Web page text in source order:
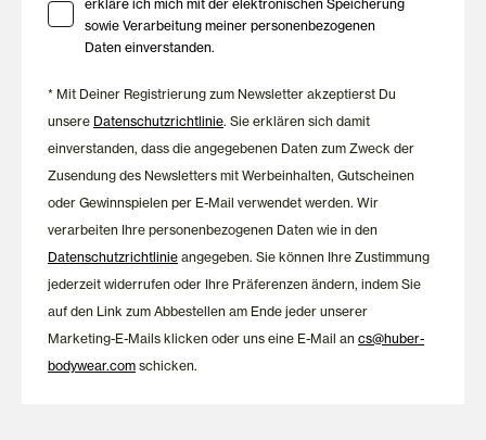
Wohlfühlmomente
Komfort, Qualität und zeitloses Design zu verbinden. Die
Nachtwäsche überzeugt mit hochwertigen Materialien,
durchdachten Passformen und einer angenehmen Haptik. So
begleiten dich Pyjamas und Nachthemden zuverlässig durch
erkläre ich mich mit der elektronischen Speicherung
sowie Verarbeitung meiner personenbezogenen
Daten einverstanden.
* Mit Deiner Registrierung zum Newsletter akzeptierst Du
unsere Datenschutzrichtlinie. Sie erklären sich damit
einverstanden, dass die angegebenen Daten zum Zweck der
Zusendung des Newsletters mit Werbeinhalten, Gutscheinen
oder Gewinnspielen per E-Mail verwendet werden. Wir
verarbeiten Ihre personenbezogenen Daten wie in den
Datenschutzrichtlinie angegeben. Sie können Ihre Zustimmung
jederzeit widerrufen oder Ihre Präferenzen ändern, indem Sie
auf den Link zum Abbestellen am Ende jeder unserer
Marketing-E-Mails klicken oder uns eine E-Mail ancs@huber-
bodywear.com schicken.